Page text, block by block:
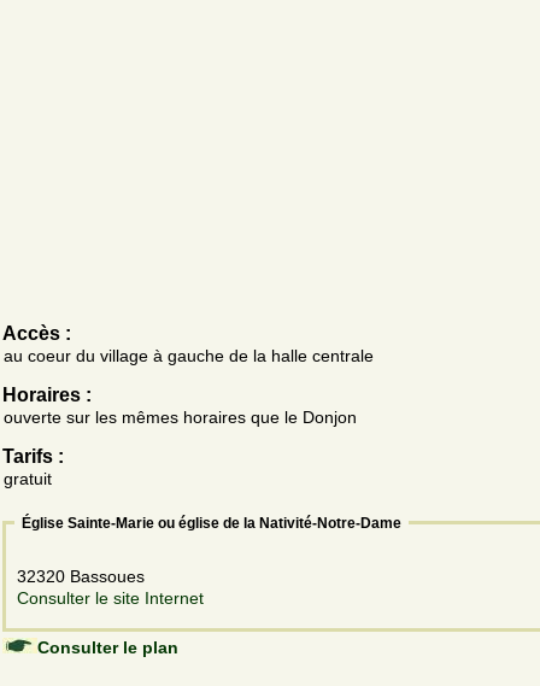
Accès :
au coeur du village à gauche de la halle centrale
Horaires :
ouverte sur les mêmes horaires que le Donjon
Tarifs :
gratuit
Église Sainte-Marie ou église de la Nativité-Notre-Dame
32320 Bassoues
Consulter le site Internet
Consulter le plan